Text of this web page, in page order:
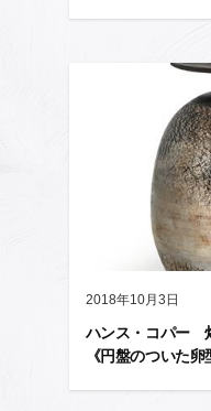
2018年10月3日
ハンス・コパー
《円盤のついた